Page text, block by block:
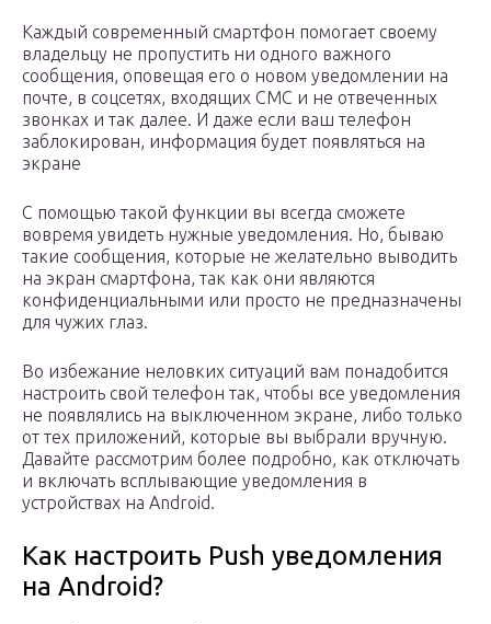
Каждый современный смартфон помогает своему
владельцу не пропустить ни одного важного
сообщения, оповещая его о новом уведомлении на
почте, в соцсетях, входящих СМС и не отвеченных
звонках и так далее. И даже если ваш телефон
заблокирован, информация будет появляться на
экране
С помощью такой функции вы всегда сможете
вовремя увидеть нужные уведомления. Но, бываю
такие сообщения, которые не желательно выводить
на экран смартфона, так как они являются
конфиденциальными или просто не предназначены
для чужих глаз.
Во избежание неловких ситуаций вам понадобится
настроить свой телефон так, чтобы все уведомления
не появлялись на выключенном экране, либо только
от тех приложений, которые вы выбрали вручную.
Давайте рассмотрим более подробно, как отключать
и включать всплывающие уведомления в
устройствах на Android.
Как настроить Push уведомления
на Android?